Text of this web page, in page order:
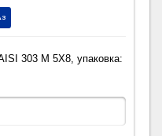
303 M 5X8, упаковка: